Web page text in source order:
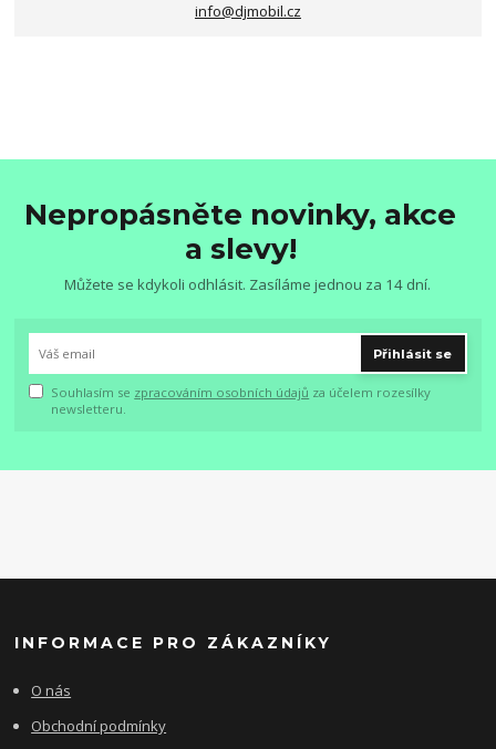
info@djmobil.cz
Nepropásněte novinky, akce
a slevy!
Můžete se kdykoli odhlásit. Zasíláme jednou za 14 dní.
Přihlásit se
Souhlasím se zpracováním osobních údajů za účelem rozesílky
newsletteru.
INFORMACE PRO ZÁKAZNÍKY
O nás
Obchodní podmínky